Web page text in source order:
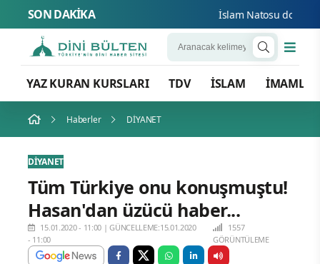
SON DAKİKA İslam Natosu dosta
YAZ KURAN KURSLARI TDV İSLAM İMAMLAR
Haberler DİYANET
DİYANET
Tüm Türkiye onu konuşmuştu!
Hasan'dan üzücü haber...
15.01.2020 - 11:00 |GÜNCELLEME:15.01.2020
- 11:00
1557
GÖRÜNTÜLEME